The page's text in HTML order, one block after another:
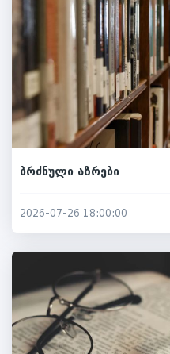
ბრძნული აზრები
2026-07-26 18:00:00